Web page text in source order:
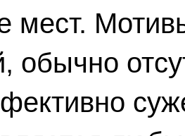
мест.
обычно